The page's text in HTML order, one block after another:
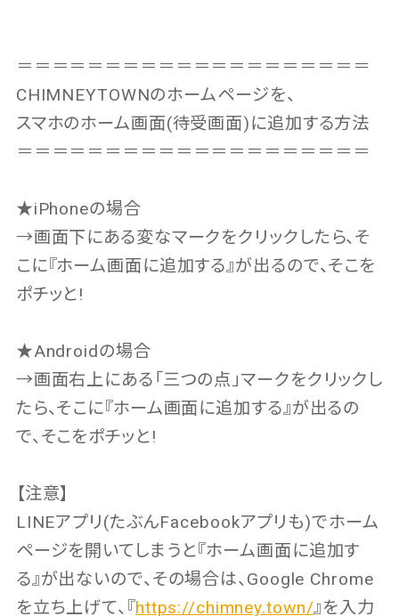
＝＝＝＝＝＝＝＝＝＝＝＝＝＝＝＝＝＝＝＝
CHIMNEYTOWNのホームページを、
スマホのホーム画面(待受画面)に追加する方法
＝＝＝＝＝＝＝＝＝＝＝＝＝＝＝＝＝＝＝＝
★iPhoneの場合
→画面下にある変なマークをクリックしたら、そ
こに『ホーム画面に追加する』が出るので、そこを
ポチッと!
★Androidの場合
→画面右上にある「三つの点」マークをクリックし
たら、そこに『ホーム画面に追加する』が出るの
で、そこをポチッと!
【注意】
LINEアプリ(たぶんFacebookアプリも)でホーム
ページを開いてしまうと『ホーム画面に追加す
る』が出ないので、その場合は、Google Chrome
を立ち上げて、『https://chimney.town/』を入力